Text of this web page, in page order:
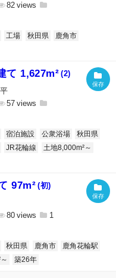
82
工場 秋田県
鹿角市
て 1,627m² (2)
57
宿泊施設 公衆浴場
秋田県
JR花輪線
土地8,000m²～
97m² (初)
80 1
秋田県 鹿角市
鹿角花輪駅
築26年